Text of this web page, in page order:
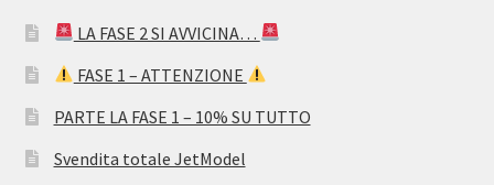
LA FASE 2 SI AVVICINA…
FASE 1 – ATTENZIONE
PARTE LA FASE 1 – 10% SU TUTTO
Svendita totale JetModel